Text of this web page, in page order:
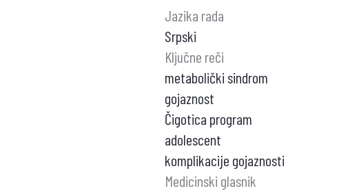
Jazika rada
Srpski
Ključne reči
metabolički sindrom
gojaznost
Čigotica program
adolescent
komplikacije gojaznosti
Medicinski glasnik